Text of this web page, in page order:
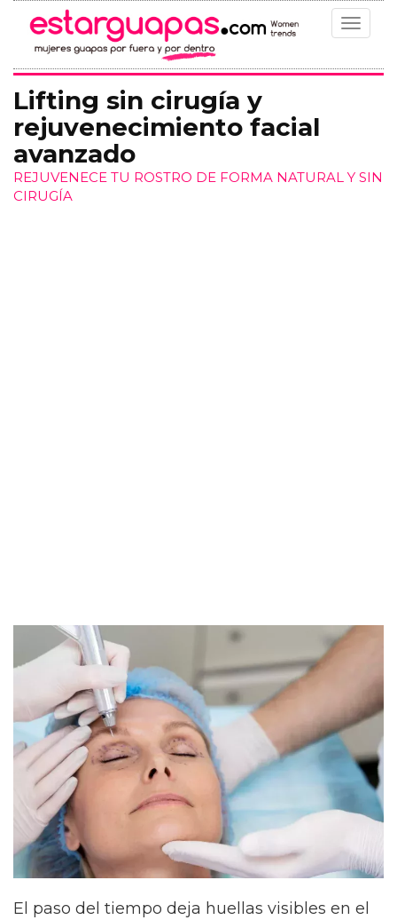
Toggle
Lifting sin cirugía y
rejuvenecimiento facial
avanzado
REJUVENECE TU ROSTRO DE FORMA NATURAL Y SIN
CIRUGÍA
El paso del tiempo deja huellas visibles en el